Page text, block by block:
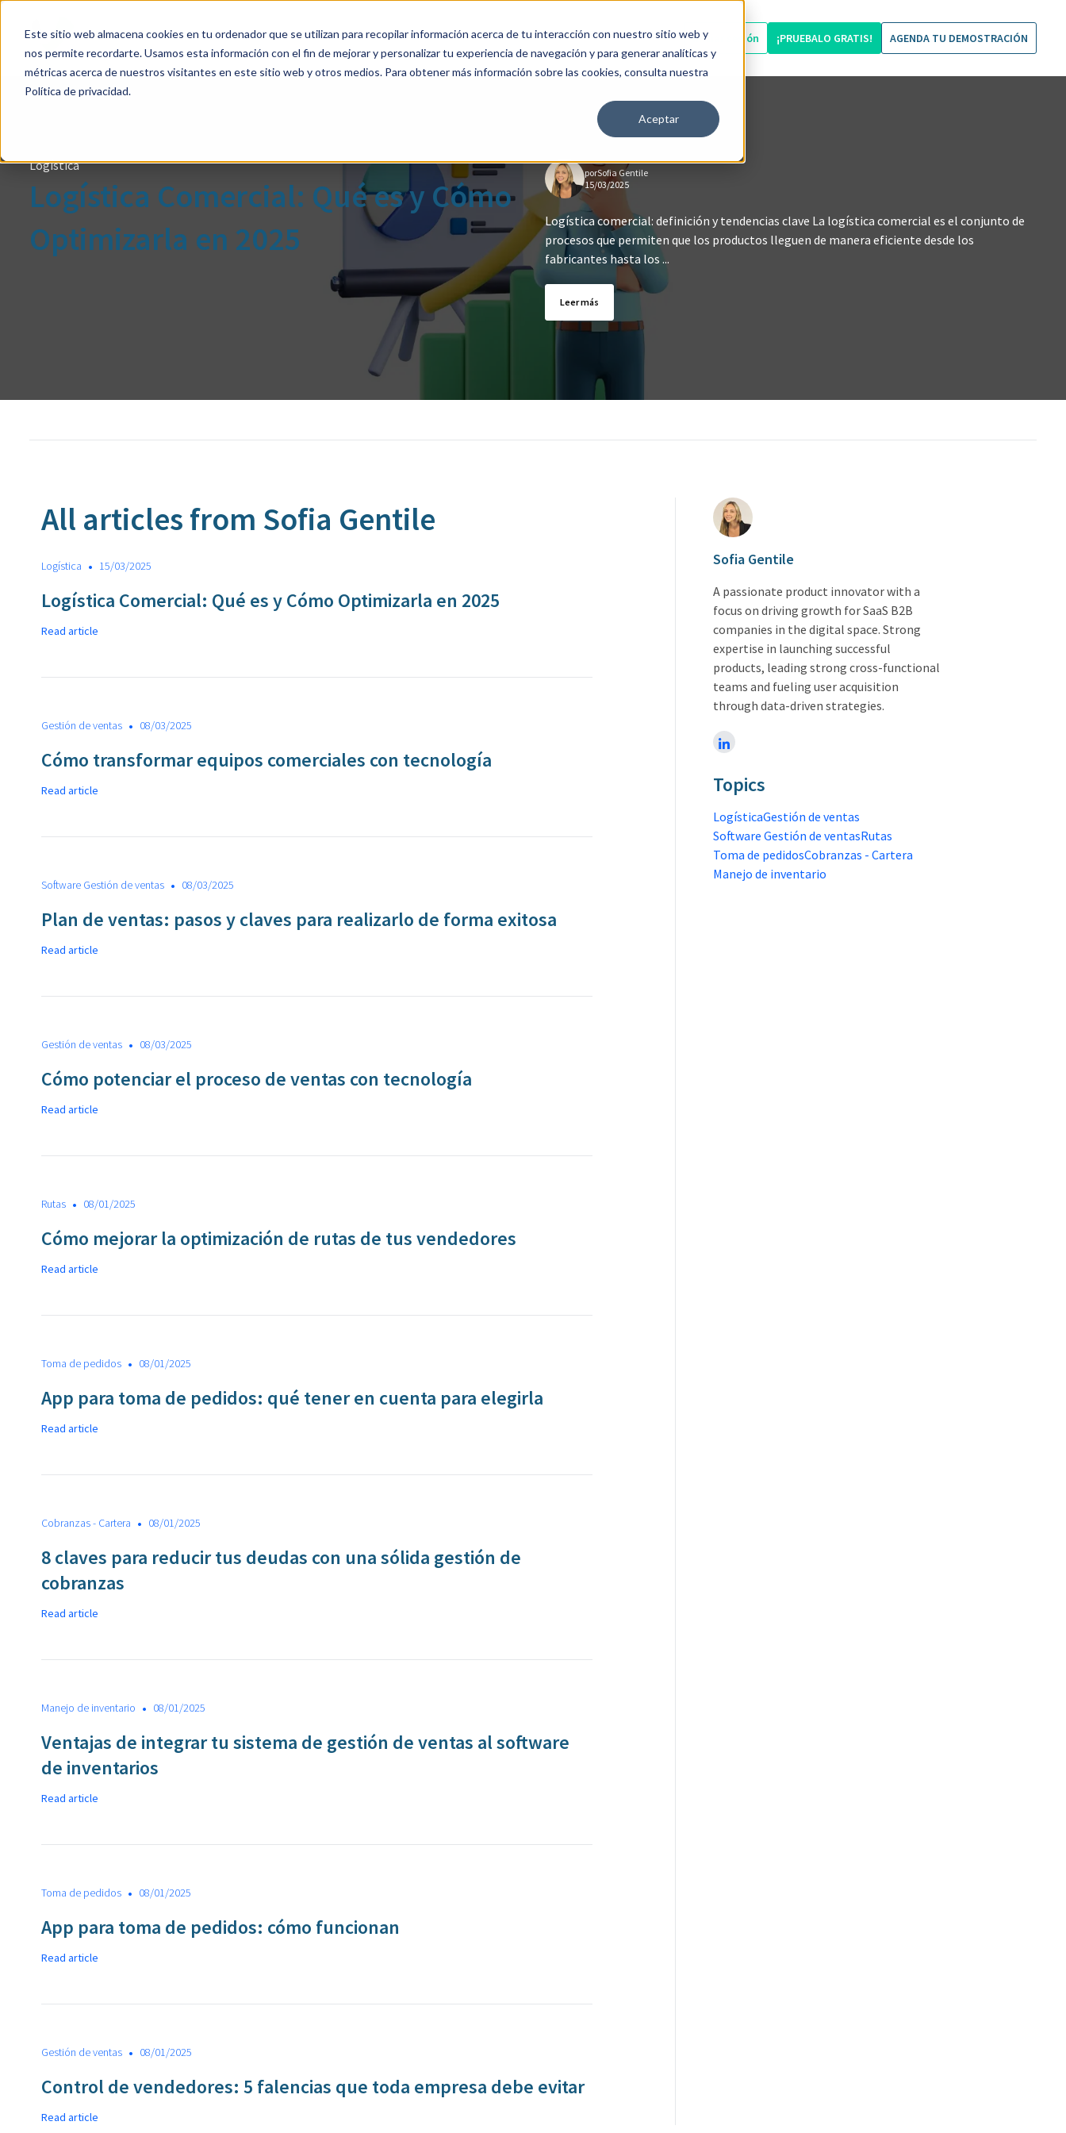
Este sitio web almacena cookies en tu ordenador que se utilizan para recopilar información acerca de tu interacción con nuestro sitio web y
nos permite recordarte. Usamos esta información con el fin de mejorar y personalizar tu experiencia de navegación y para generar analíticas y
métricas acerca de nuestros visitantes en este sitio web y otros medios. Para obtener más información sobre las cookies, consulta nuestra
Política de privacidad.
Aceptar
Solución FAQ Precios Show submenu for Comunidad
Comunidad Contacto Iniciar sesión ¡PRUEBALO GRATIS! AGENDA TU DEMOSTRACIÓN
Logística
Logística Comercial: Qué es y Cómo
Optimizarla en 2025
porSofia Gentile
15/03/2025
Logística comercial: definición y tendencias clave La logística comercial es el conjunto de
procesos que permiten que los productos lleguen de manera eficiente desde los
fabricantes hasta los ...
Leer más
All articles from Sofia Gentile
Logística • 15/03/2025
Logística Comercial: Qué es y Cómo Optimizarla en 2025
Read article
Gestión de ventas • 08/03/2025
Cómo transformar equipos comerciales con tecnología
Read article
Software Gestión de ventas • 08/03/2025
Plan de ventas: pasos y claves para realizarlo de forma exitosa
Read article
Gestión de ventas • 08/03/2025
Cómo potenciar el proceso de ventas con tecnología
Read article
Rutas • 08/01/2025
Cómo mejorar la optimización de rutas de tus vendedores
Read article
Toma de pedidos • 08/01/2025
App para toma de pedidos: qué tener en cuenta para elegirla
Read article
Cobranzas - Cartera • 08/01/2025
8 claves para reducir tus deudas con una sólida gestión de
cobranzas
Read article
Manejo de inventario • 08/01/2025
Ventajas de integrar tu sistema de gestión de ventas al software
de inventarios
Read article
Toma de pedidos • 08/01/2025
App para toma de pedidos: cómo funcionan
Read article
Gestión de ventas • 08/01/2025
Control de vendedores: 5 falencias que toda empresa debe evitar
Read article
Sofia Gentile
A passionate product innovator with a
focus on driving growth for SaaS B2B
companies in the digital space. Strong
expertise in launching successful
products, leading strong cross-functional
teams and fueling user acquisition
through data-driven strategies.
Topics
LogísticaGestión de ventas
Software Gestión de ventasRutas
Toma de pedidosCobranzas - Cartera
Manejo de inventario